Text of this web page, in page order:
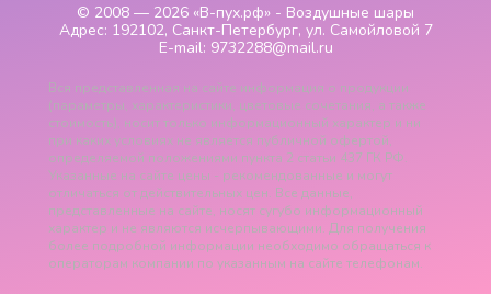
© 2008 — 2026 «В-пух.рф» - Воздушные шары
Адрес: 192102, Санкт-Петербург, ул. Самойловой 7
E-mail: 9732288@mail.ru
Вся представленная на сайте информация о продукции
(параметры, характеристики, цветовые сочетания, а также
стоимость), носит только информационный характер и ни
при каких условиях не является публичной офертой,
определяемой положениями пункта 2 статьи 437 ГК РФ.
Указанные на сайте цены - рекомендованные и могут
отличаться от действительных цен. Все данные,
представленные на сайте, носят сугубо информационный
характер и не являются исчерпывающими. Для получения
более подробной информации необходимо обращаться к
операторам компании по указанным на сайте телефонам.